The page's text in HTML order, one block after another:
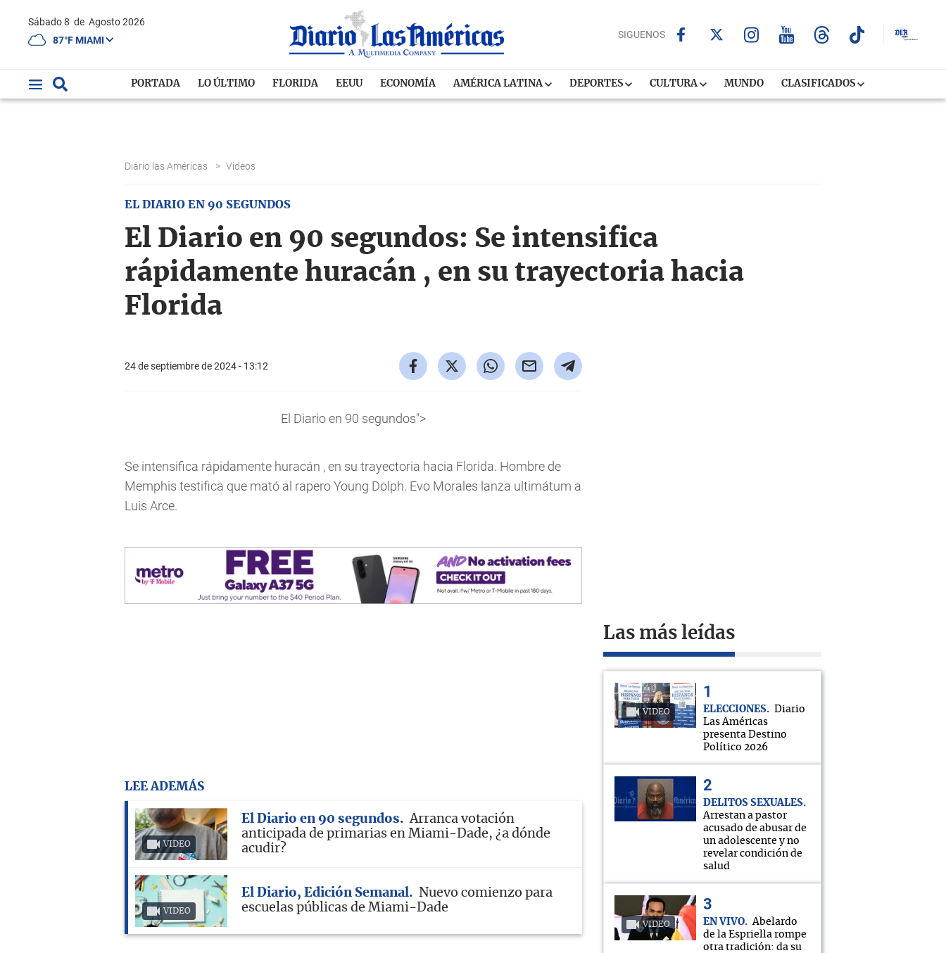
Sábado 8 de Agosto 2026
87°F MIAMI
SIGUENOS
PORTADA LO ÚLTIMO FLORIDA EEUU ECONOMÍA AMÉRICA LATINA DEPORTES CULTURA MUNDO CLASIFICADOS
Diario las Américas > Videos
EL DIARIO EN 90 SEGUNDOS
El Diario en 90 segundos: Se intensifica
rápidamente huracán , en su trayectoria hacia
Florida
24 de septiembre de 2024 - 13:12
El Diario en 90 segundos">
Se intensifica rápidamente huracán , en su trayectoria hacia Florida. Hombre de
Memphis testifica que mató al rapero Young Dolph. Evo Morales lanza ultimátum a
Luis Arce.
LEE ADEMÁS
VIDEO
El Diario en 90 segundos
Arranca votación
anticipada de primarias en Miami-Dade, ¿a dónde
acudir?
VIDEO
El Diario, Edición Semanal
Nuevo comienzo para
escuelas públicas de Miami-Dade
Las más leídas
VIDEO ELECCIONES
Diario
Las Américas
presenta Destino
Político 2026
DELITOS SEXUALES
Arrestan a pastor
acusado de abusar de
un adolescente y no
revelar condición de
salud
VIDEO EN VIVO
Abelardo
de la Espriella rompe
otra tradición: da su